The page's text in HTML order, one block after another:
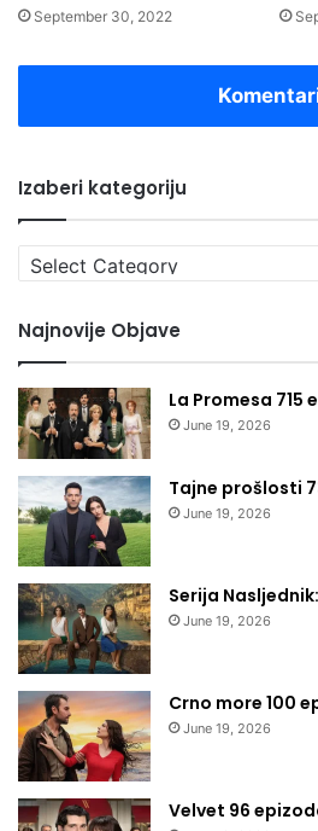
September 30, 2022
Izaberi kategoriju
Izaberi
kategoriju
Najnovije Objave
La Promesa 715
June 19, 2026
Tajne prošlosti
June 19, 2026
Serija
June 19, 2026
Crno more 100
June 19, 2026
Velvet 96